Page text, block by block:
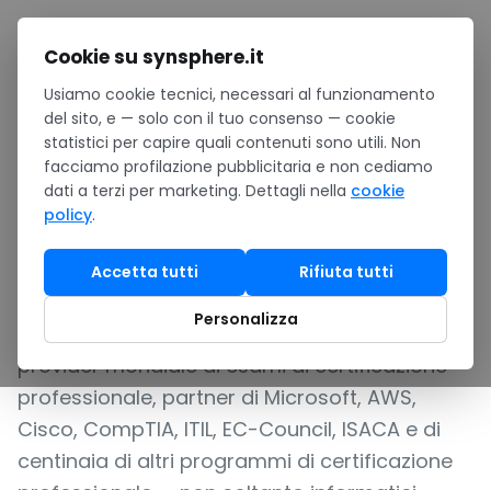
Salta al contenuto
Home / Formazione Centro Esami
TEST CENTER PEARSON VUE ACCREDITATO — ESAMI DI
CERTIFICAZIONE PROFESSIONALE IN SEDE SYNSPHERE
Pearson VUE
SynSphere è un test center Pearson VUE
accreditato.
Pearson VUE è il principale
provider mondiale di esami di certificazione
professionale, partner di Microsoft, AWS,
Cisco, CompTIA, ITIL, EC-Council, ISACA e di
centinaia di altri programmi di certificazione
Cookie su synsphere.it
Usiamo cookie tecnici, necessari al funzionamento
del sito, e — solo con il tuo consenso — cookie
statistici per capire quali contenuti sono utili. Non
facciamo profilazione pubblicitaria e non cediamo
dati a terzi per marketing. Dettagli nella cookie
policy.
Accetta tutti Rifiuta tutti
Personalizza